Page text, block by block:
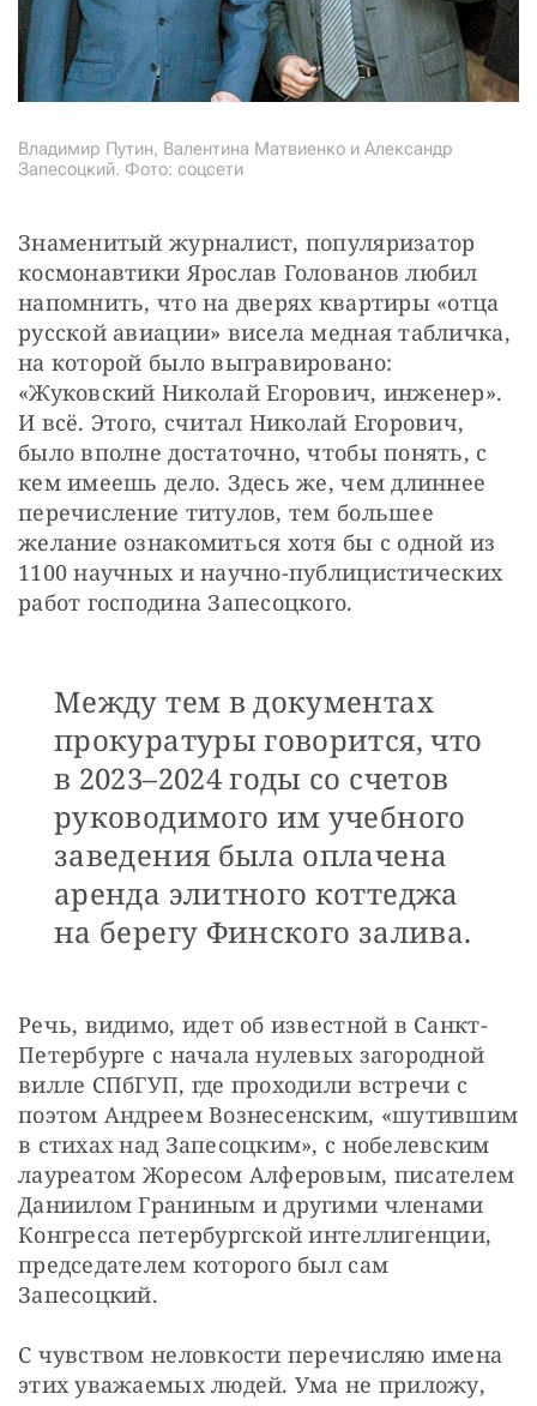
Владимир Путин, Валентина Матвиенко и Александр
Запесоцкий. Фото: соцсети
Знаменитый журналист, популяризатор
космонавтики Ярослав Голованов любил
напомнить, что на дверях квартиры «отца
русской авиации» висела медная табличка,
на которой было выгравировано:
«Жуковский Николай Егорович, инженер».
И всё. Этого, считал Николай Егорович,
было вполне достаточно, чтобы понять, с
кем имеешь дело. Здесь же, чем длиннее
перечисление титулов, тем большее
желание ознакомиться хотя бы с одной из
1100 научных и научно-публицистических
работ господина Запесоцкого.
Между тем в документах
прокуратуры говорится, что
в 2023–2024 годы со счетов
руководимого им учебного
заведения была оплачена
аренда элитного коттеджа
на берегу Финского залива.
Речь, видимо, идет об известной в Санкт-
Петербурге с начала нулевых загородной
вилле СПбГУП, где проходили встречи с
поэтом Андреем Вознесенским, «шутившим
в стихах над Запесоцким», с нобелевским
лауреатом Жоресом Алферовым, писателем
Даниилом Граниным и другими членами
Конгресса петербургской интеллигенции,
председателем которого был сам
Запесоцкий.
С чувством неловкости перечисляю имена
этих уважаемых людей. Ума не приложу,